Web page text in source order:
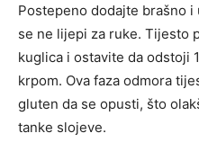
Postepeno dodajte brašno
se ne lijepi za ruke. Tijesto
kuglica i ostavite da odstoji
krpom. Ova faza odmora
gluten da se opusti, što
tanke slojeve.